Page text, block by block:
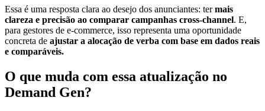
Essa é uma resposta clara ao desejo dos anunciantes: termais
clareza e precisão ao comparar campanhas cross-channel. E,
para gestores de e-commerce, isso representa uma oportunidade
concreta de ajustar a alocação de verba com base em dados reais
e comparáveis.
O que muda com essa atualização no
Demand Gen?